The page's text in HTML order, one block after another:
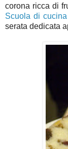
corona ricca di
Scuola di
serata dedicata